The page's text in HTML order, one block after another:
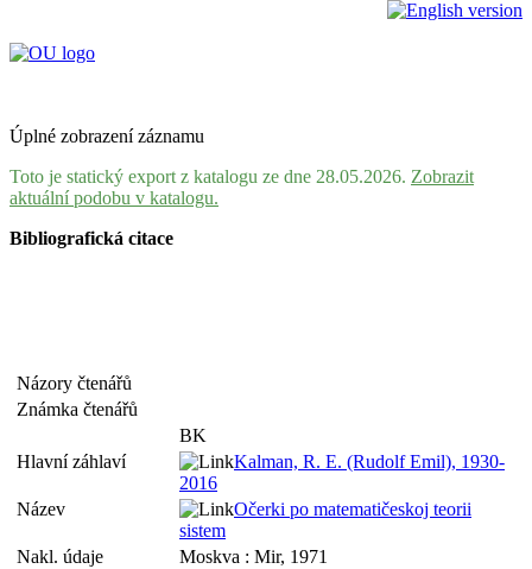
Úplné zobrazení záznamu
Toto je statický export z katalogu ze dne 28.05.2026. Zobrazit
aktuální podobu v katalogu.
Bibliografická citace
Názory čtenářů
Známka čtenářů
BK
Hlavní záhlaví
Kalman, R. E. (Rudolf Emil), 1930-
2016
Název
Očerki po matematičeskoj teorii
sistem
Nakl. údaje
Moskva : Mir, 1971